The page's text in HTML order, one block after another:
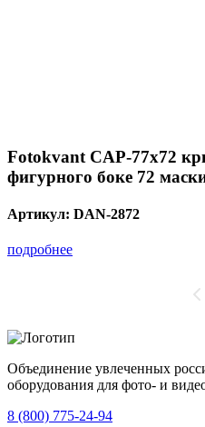
Fotokvant CAP-77х72
фигурного боке 72
Артикул: DAN-2872
подробнее
Объединение увлеченных
оборудования для фото- и
8 (800) 775-24-94